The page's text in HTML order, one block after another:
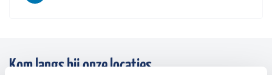
Kom langs bij onze locaties